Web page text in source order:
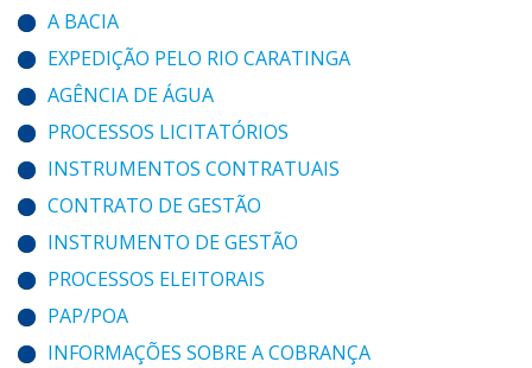
A BACIA
EXPEDIÇÃO PELO RIO CARATINGA
AGÊNCIA DE ÁGUA
PROCESSOS LICITATÓRIOS
INSTRUMENTOS CONTRATUAIS
CONTRATO DE GESTÃO
INSTRUMENTO DE GESTÃO
PROCESSOS ELEITORAIS
PAP/POA
INFORMAÇÕES SOBRE A COBRANÇA